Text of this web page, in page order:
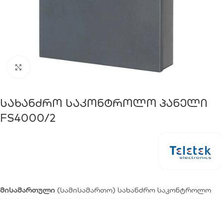
Სახანძრო Საკონტროლო Პანელი
FS4000/2
მისამართული (სამისამართო) სახანძრო საკონტროლო